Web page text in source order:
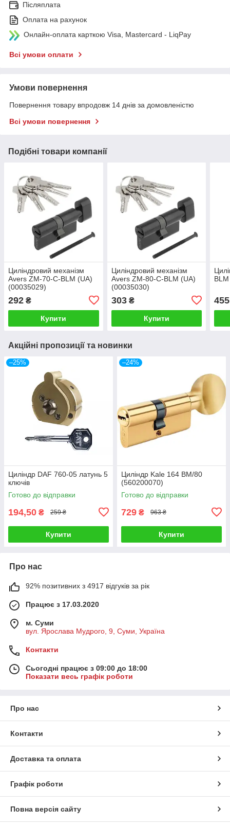
Післяплата
Оплата на рахунок
Онлайн-оплата карткою Visa, Mastercard - LiqPay
Всі умови оплати
Умови повернення
Повернення товару впродовж 14 днів за домовленістю
Всі умови повернення
Подібні товари компанії
Циліндровий механізм
Avers ZM-70-C-BLM (UA)
(00035029)
292 ₴
Купити
Циліндровий механізм
Avers ZM-80-C-BLM (UA)
(00035030)
303₴
Купити
455
Акційні пропозиції та новинки
–25%
Циліндр DAF 760-05 латунь 5
ключів
Готово до відправки
194,50 ₴ 259 ₴
Купити
–24%
Циліндр Kale 164 BM/80
(560200070)
Готово до відправки
729 ₴ 963 ₴
Купити
Про нас
92% позитивних з 4917 відгуків за рік
Працює з 17.03.2020
м. Суми
вул. Ярослава Мудрого, 9, Суми, Україна
Контакти
Сьогодні працює з 09:00 до 18:00
Показати весь графік роботи
Про нас
Контакти
Доставка та оплата
Графік роботи
Повна версія сайту